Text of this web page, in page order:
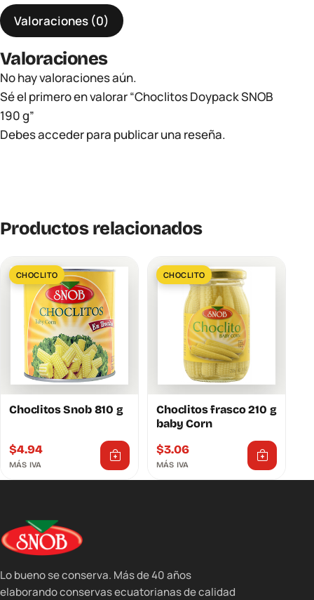
cantidad
Valoraciones (0)
Valoraciones
No hay valoraciones aún.
Sé el primero en valorar “Choclitos Doypack SNOB
190 g”
Debesaccederpara publicar una reseña.
Productos relacionados
CHOCLITO
Choclitos Snob 810 g
$4.94
MÁS IVA
CHOCLITO
Choclitos frasco 210 g
baby Corn
$3.06
MÁS IVA
Lo bueno se conserva. Más de 40 años
elaborando conservas ecuatorianas de calidad